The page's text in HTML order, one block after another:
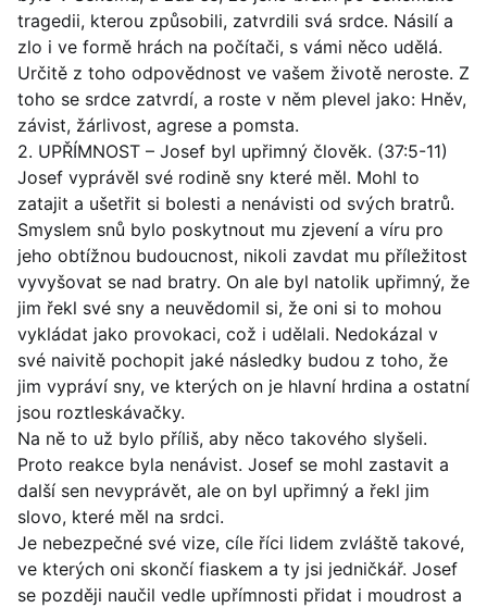
tragedii, kterou způsobili, zatvrdili svá srdce. Násilí a
zlo i ve formě hrách na počítači, s vámi něco udělá.
Určitě z toho odpovědnost ve vašem životě neroste. Z
toho se srdce zatvrdí, a roste v něm plevel jako: Hněv,
závist, žárlivost, agrese a pomsta.
2. UPŘÍMNOST – Josef byl upřimný člověk. (37:5-11)
Josef vyprávěl své rodině sny které měl. Mohl to
zatajit a ušetřit si bolesti a nenávisti od svých bratrů.
Smyslem snů bylo poskytnout mu zjevení a víru pro
jeho obtížnou budoucnost, nikoli zavdat mu příležitost
vyvyšovat se nad bratry. On ale byl natolik upřimný, že
jim řekl své sny a neuvědomil si, že oni si to mohou
vykládat jako provokaci, což i udělali. Nedokázal v
své naivitě pochopit jaké následky budou z toho, že
jim vypráví sny, ve kterých on je hlavní hrdina a ostatní
jsou roztleskávačky.
Na ně to už bylo příliš, aby něco takového slyšeli.
Proto reakce byla nenávist. Josef se mohl zastavit a
další sen nevyprávět, ale on byl upřimný a řekl jim
slovo, které měl na srdci.
Je nebezpečné své vize, cíle říci lidem zvláště takové,
ve kterých oni skončí fiaskem a ty jsi jedničkář. Josef
se později naučil vedle upřímnosti přidat i moudrost a